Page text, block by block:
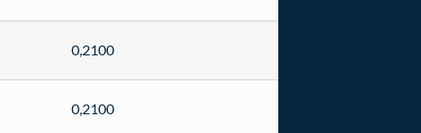
0,2100
0,2100